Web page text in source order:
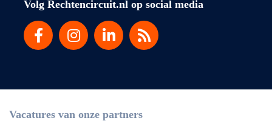
Volg Rechtencircuit.nl op social media
Vacatures van onze partners